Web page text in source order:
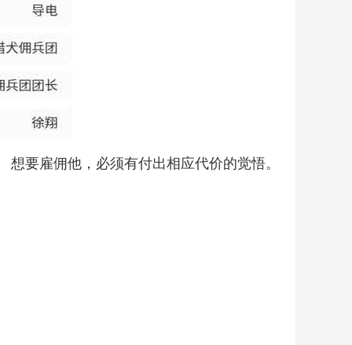
要雇佣他，必须有付出相应代价的觉悟。